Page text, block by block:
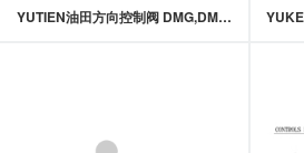
YUTIEN油田方向控制阀 DMG,DMT,DRT系列手动换向阀